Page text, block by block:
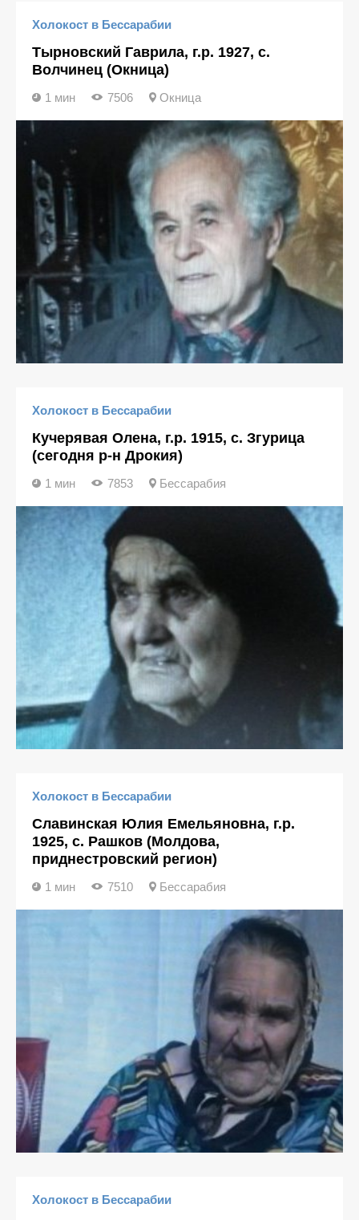
Холокост в Бессарабии
Тырновский Гаврила, г.р. 1927, с.
Волчинец (Окница)
1 мин 7506 Окница
Холокост в Бессарабии
Кучерявая Олена, г.р. 1915, с. Згурица
(сегодня р-н Дрокия)
1 мин 7853 Бессарабия
Холокост в Бессарабии
Славинская Юлия Емельяновна, г.р.
1925, с. Рашков (Молдова,
приднестровский регион)
1 мин 7510 Бессарабия
Холокост в Бессарабии